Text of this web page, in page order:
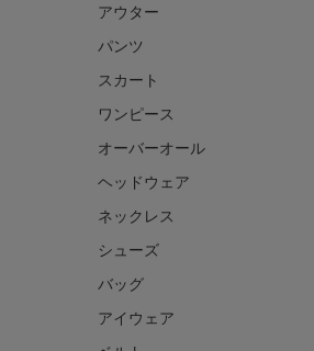
アウター
パンツ
スカート
ワンピース
オーバーオール
ヘッドウェア
ネックレス
シューズ
バッグ
アイウェア